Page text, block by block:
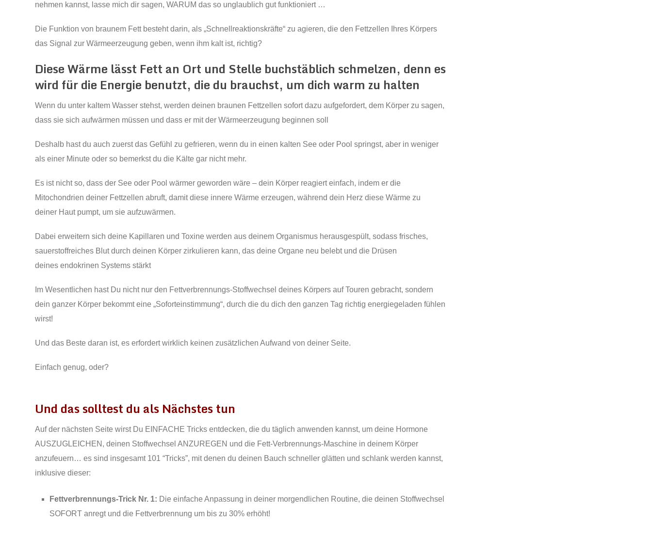
nehmen kannst, lasse mich dir sagen, WARUM das so unglaublich gut funktioniert …
Die Funktion von braunem Fett besteht darin, als „Schnellreaktionskräfte“ zu agieren, die den Fettzellen Ihres Körpers
das Signal zur Wärmeerzeugung geben, wenn ihm kalt ist, richtig?
Diese Wärme lässt Fett an Ort und Stelle buchstäblich schmelzen, denn es
wird für die Energie benutzt, die du brauchst, um dich warm zu halten
Wenn du unter kaltem Wasser stehst, werden deinen braunen Fettzellen sofort dazu aufgefordert, dem Körper zu sagen,
dass sie sich aufwärmen müssen und dass er mit der Wärmeerzeugung beginnen soll
Deshalb hast du auch zuerst das Gefühl zu gefrieren, wenn du in einen kalten See oder Pool springst, aber in weniger
als einer Minute oder so bemerkst du die Kälte gar nicht mehr.
Es ist nicht so, dass der See oder Pool wärmer geworden wäre – dein Körper reagiert einfach, indem er die
Mitochondrien deiner Fettzellen abruft, damit diese innere Wärme erzeugen, während dein Herz diese Wärme zu
deiner Haut pumpt, um sie aufzuwärmen.
Dabei erweitern sich deine Kapillaren und Toxine werden aus deinem Organismus herausgespült, sodass frisches,
sauerstoffreiches Blut durch deinen Körper zirkulieren kann, das deine Organe neu belebt und die Drüsen
deines endokrinen Systems stärkt
Im Wesentlichen hast Du nicht nur den Fettverbrennungs-Stoffwechsel deines Körpers auf Touren gebracht, sondern
dein ganzer Körper bekommt eine „Soforteinstimmung“, durch die du dich den ganzen Tag richtig energiegeladen fühlen
wirst!
Und das Beste daran ist, es erfordert wirklich keinen zusätzlichen Aufwand von deiner Seite.
Einfach genug, oder?
Und das solltest du als Nächstes tun
Auf der nächsten Seite wirst Du EINFACHE Tricks entdecken, die du täglich anwenden kannst, um deine Hormone
AUSZUGLEICHEN, deinen Stoffwechsel ANZUREGEN und die Fett-Verbrennungs-Maschine in deinem Körper
anzufeuern… es sind insgesamt 101 “Tricks”, mit denen du deinen Bauch schneller glätten und schlank werden kannst,
inklusive dieser:
Fettverbrennungs-Trick Nr. 1: Die einfache Anpassung in deiner morgendlichen Routine, die deinen Stoffwechsel
SOFORT anregt und die Fettverbrennung um bis zu 30% erhöht!